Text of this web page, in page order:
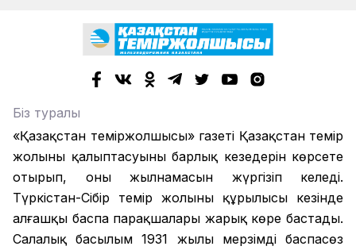
Біз туралы
«Қазақстан теміржолшысы» газеті Қазақстан темір
жолының қалыптасуының барлық кезеңдерін көрсете
отырып, оның жылнамасын жүргізіп келеді.
Түркістан-Сібір темір жолының құрылысы кезінде
алғашқы баспа парақшалары жарық көре бастады.
Салалық басылым 1931 жылы мерзімді баспасөз